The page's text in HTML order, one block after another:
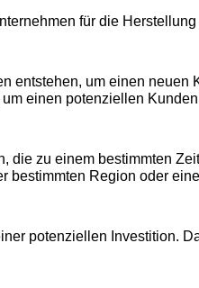
für die
entstehen, um einen
einen potenziellen
die zu einem bestimmten
bestimmten Region oder
potenziellen Investition.